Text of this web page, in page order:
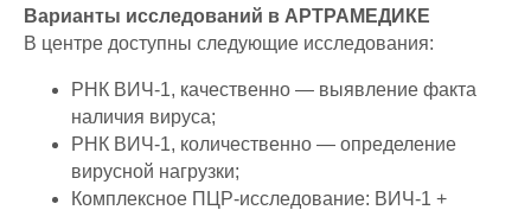
Варианты исследований в АРТРАМЕДИКЕ
В центре доступны следующие исследования:
РНК ВИЧ-1, качественно — выявление факта
наличия вируса;
РНК ВИЧ-1, количественно — определение
вирусной нагрузки;
Комплексное ПЦР-исследование: ВИЧ-1 +